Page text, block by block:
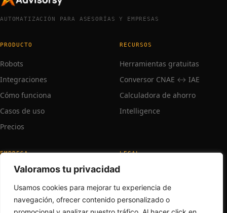
Valoramos tu privacidad
Usamos cookies para mejorar tu experiencia de
navegación, ofrecer contenido personalizado o
AUTOMATIZACIÓN PARA ASESORÍAS Y EMPRESAS
PRODUCTO
Robots
Integraciones
Cómo funciona
Casos de uso
Precios
RECURSOS
Herramientas gratuitas
Conversor CNAE ↔ IAE
Calculadora de ahorro
Intelligence
EMPRESA
Sobre nosotros
Trabaja con nosotros
Contacto
LEGAL
Aviso legal
Privacidad